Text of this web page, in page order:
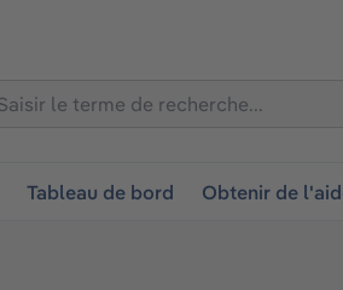
Tableau de bord Obtenir de